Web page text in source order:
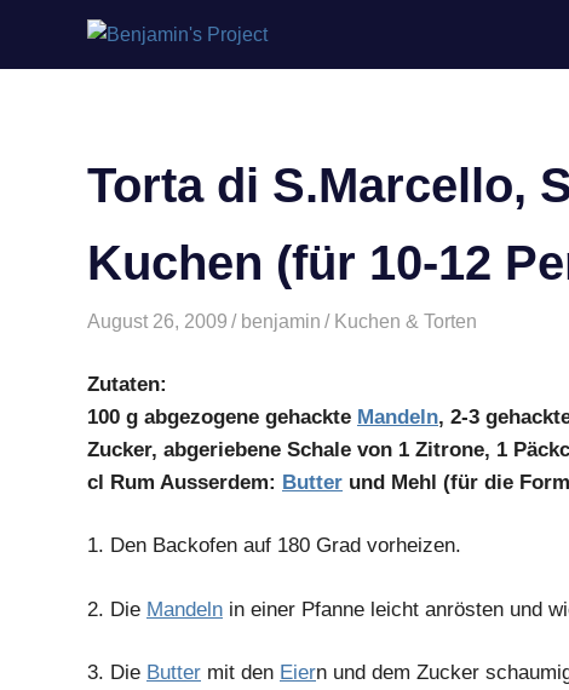
Torta di S.Marcello,
Kuchen (für 10-12
August 26, 2009 benjamin Kuchen & Torten
Zutaten:
100 g abgezogene gehackte Mandeln, 2-3
Zucker, abgeriebene Schale von 1 Zitrone, 1
cl Rum Ausserdem: Butter und Mehl (für die
1. Den Backofen auf 180 Grad vorheizen.
2. Die Mandeln in einer Pfanne leicht anrösten und
3. Die Butter mit den Eiern und dem Zucker